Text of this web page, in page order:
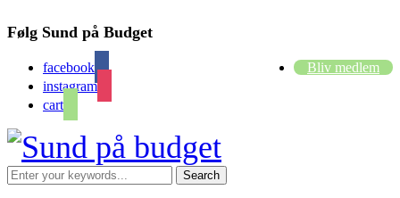
Følg Sund på Budget
facebook
instagram
cart
Bliv medlem